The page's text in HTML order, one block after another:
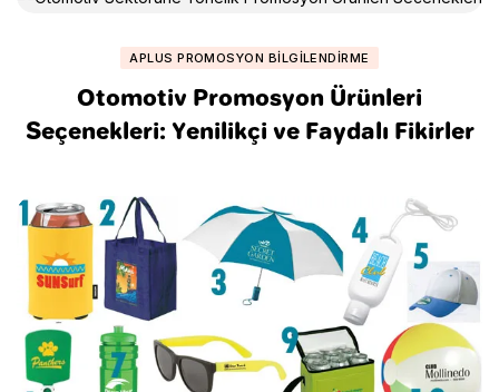
APLUS PROMOSYON BILGILENDIRME
Otomotiv Promosyon Ürünleri
Seçenekleri: Yenilikçi ve Faydalı Fikirler